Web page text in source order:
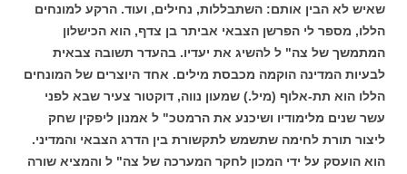
שאיש לא הבין אותם: השתבללות, נחילים, ועוד. הרקע למונחים
הללו, מספר לי הפרשן הצבאי אביתר בן צדף, הוא הכישלון
המתמשך של צה" ל להשיג את יעדיו. בהעדר תשובה צבאית
לבעיות המדינה הוקמה מכבסת מילים. אחד היוצרים של המונחים
הללו הוא תת-אלוף (מיל.) שמעון נווה, דוקטור צעיר שבא לפני
עשר שנים מלימודיו ושיכנע את הרמטכ" ל אמנון ליפקין שחק
ליצור תורת לחימה שתשמש לתקשורת בין הדרג הצבאי והמדיני.
הוא הועסק על ידי המכון לחקר המערכה של צה" ל והמציא שורה